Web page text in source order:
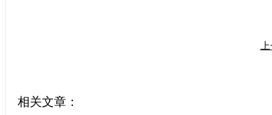
相关文章：